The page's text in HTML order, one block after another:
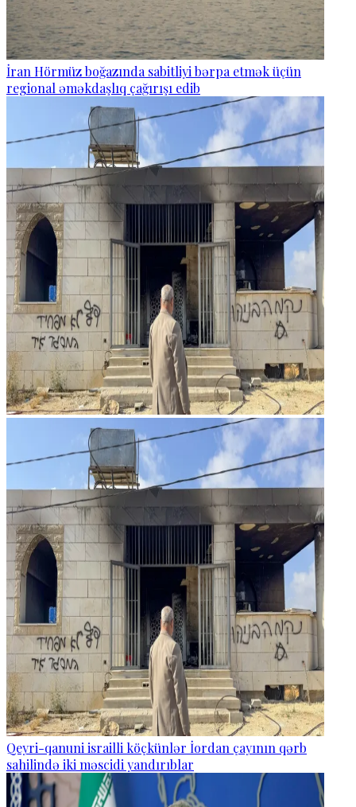
İran Hörmüz boğazında sabitliyi bərpa etmək üçün
regional əməkdaşlıq çağırışı edib
Qeyri-qanuni israilli köçkünlər İordan çayının qərb
sahilində iki məscidi yandırıblar